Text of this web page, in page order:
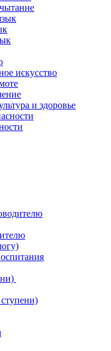
искусство
и здоровье